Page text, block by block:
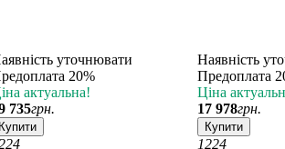
уточнювати
20%
актуальна!
735грн.
Купити
24
Наявність
Предоплата
Ціна
17 978грн.
Купити
1224